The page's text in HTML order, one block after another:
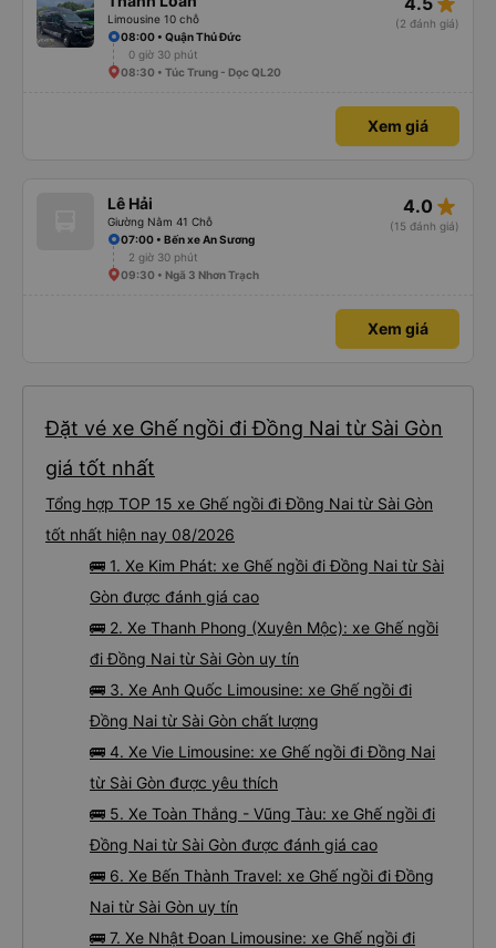
Limousine 10 chỗ
(2 đánh giá)
08:00 • Quận Thủ Đức
0 giờ 30 phút
08:30 • Túc Trung - Dọc QL20
Xem giá
Lê Hải
Giường Nằm 41 Chỗ
4.0 star_rate
(15 đánh giá)
07:00 • Bến xe An Sương
2 giờ 30 phút
09:30 • Ngã 3 Nhơn Trạch
Xem giá
Đặt vé xe Ghế ngồi đi Đồng Nai từ Sài Gòn
giá tốt nhất
Tổng hợp TOP 15 xe Ghế ngồi đi Đồng Nai từ Sài Gòn
tốt nhất hiện nay 08/2026
🚌 1. Xe Kim Phát: xe Ghế ngồi đi Đồng Nai từ Sài
Gòn được đánh giá cao
🚌 2. Xe Thanh Phong (Xuyên Mộc): xe Ghế ngồi
đi Đồng Nai từ Sài Gòn uy tín
🚌 3. Xe Anh Quốc Limousine: xe Ghế ngồi đi
Đồng Nai từ Sài Gòn chất lượng
🚌 4. Xe Vie Limousine: xe Ghế ngồi đi Đồng Nai
từ Sài Gòn được yêu thích
🚌 5. Xe Toàn Thắng - Vũng Tàu: xe Ghế ngồi đi
Đồng Nai từ Sài Gòn được đánh giá cao
🚌 6. Xe Bến Thành Travel: xe Ghế ngồi đi Đồng
Nai từ Sài Gòn uy tín
🚌 7. Xe Nhật Đoan Limousine: xe Ghế ngồi đi